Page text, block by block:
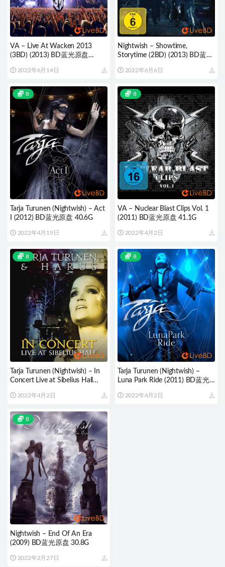
VA – Live At Wacken 2013
(3BD) (2013) BD蓝光原盘
2022年6月14日
Nightwish – Showtime,
Storytime (2BD) (2013) BD蓝光
2022年6月6日
8
Tarja Turunen (Nightwish) – Act
I (2012) BD蓝光原盘 40.6G
2022年4月19日
8
VA – Nuclear Blast Clips Vol. 1
(2011) BD蓝光原盘 41.1G
2022年4月2日
8
Tarja Turunen (Nightwish) – In
Concert Live at Sibelius Hall
2022年4月2日
8
Tarja Turunen (Nightwish) –
Luna Park Ride (2011) BD蓝光
2022年4月2日
8
Nightwish – End Of An Era
(2009) BD蓝光原盘 30.8G
2022年2月27日